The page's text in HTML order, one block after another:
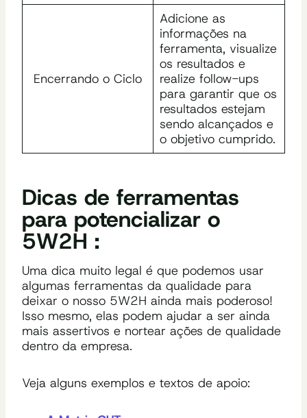
Encerrando o Ciclo
Adicione as
informações na
ferramenta, visualize
os resultados e
realize follow-ups
para garantir que os
resultados estejam
sendo alcançados e
o objetivo cumprido.
Dicas de ferramentas
para potencializar o
5W2H :
Uma dica muito legal é que podemos usar
algumas ferramentas da qualidade para
deixar o nosso 5W2H ainda mais poderoso!
Isso mesmo, elas podem ajudar a ser ainda
mais assertivos e nortear ações de qualidade
dentro da empresa.
Veja alguns exemplos e textos de apoio: